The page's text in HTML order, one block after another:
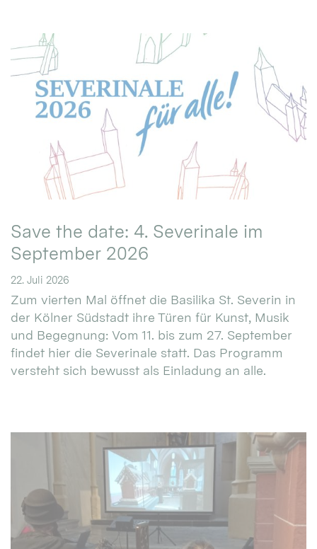
Save the date: 4. Severinale im
September 2026
22. Juli 2026
Zum vierten Mal öffnet die Basilika St. Severin in
der Kölner Südstadt ihre Türen für Kunst, Musik
und Begegnung: Vom 11. bis zum 27. September
findet hier die Severinale statt. Das Programm
versteht sich bewusst als Einladung an alle.